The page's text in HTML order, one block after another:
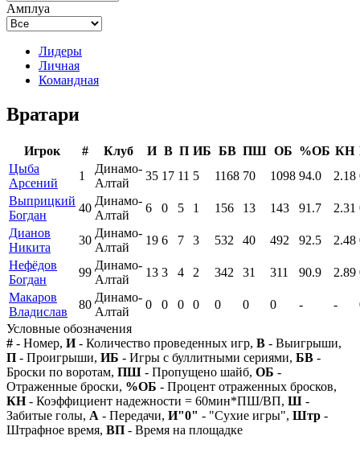
Амплуа
Лидеры
Личная
Командная
Вратари
Игрок # Клуб И В П ИБ БВ ПШ ОБ %ОБ КН
Цыба
Арсений
1
Динамо-
Алтай
35 17 11 5 1168 70 1098 94.0 2.18
Выприцкий
Богдан
40
Динамо-
Алтай
6 0 5 1 156 13 143 91.7 2.31
Дианов
Никита
30
Динамо-
Алтай
19 6 7 3 532 40 492 92.5 2.48
Нефёдов
Богдан
99
Динамо-
Алтай
13 3 4 2 342 31 311 90.9 2.89
Макаров
Владислав
80
Динамо-
Алтай
0 0 0 0 0 0 0 - -
Условные обозначения
# - Номер, И- Количество проведенных игр, В - Выигрыши,
П - Проигрыши, ИБ - Игры с буллитными сериями, БВ -
Броски по воротам, ПШ - Пропущено шайб, ОБ -
Отраженные броски, %ОБ - Процент отраженных бросков,
КН- Коэффициент надежности = 60мин*ПШ/ВП, Ш -
Забитые голы, А - Передачи, И"0" - "Сухие игры", Штр -
Штрафное время, ВП - Время на площадке